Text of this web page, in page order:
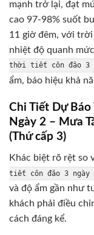
mạnh trở lại, đạt
cao 97-98% suốt
11 giờ đêm, với trời
nhiệt độ quanh
thời tiết côn đảo 3
ẩm, báo hiệu khả
Chi Tiết Dự
Ngày 2 – Mưa
(Thứ cấp 3)
Khác biệt rõ rệt so
tiết côn đảo 3
và độ ẩm gần như
khách phải điều
cách đáng kể.